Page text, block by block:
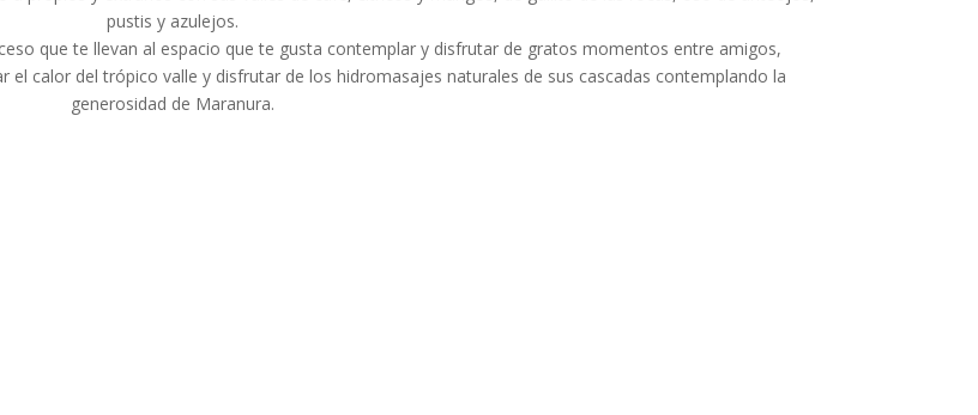
pustis y azulejos.
que te llevan al espacio que te gusta contemplar y disfrutar de gratos momentos entre amigos,
el calor del trópico valle y disfrutar de los hidromasajes naturales de sus cascadas contemplando la
generosidad de Maranura.